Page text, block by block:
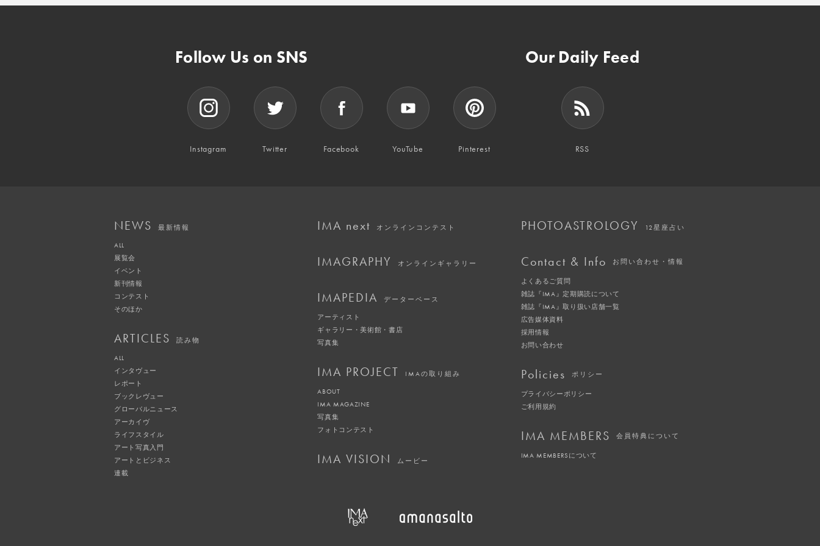
Follow Us on SNS
Instagram Twitter Facebook YouTube Pinterest
Our Daily Feed
RSS
NEWS 最新情報
ALL
展覧会
イベント
新刊情報
コンテスト
そのほか
ARTICLES 読み物
ALL
インタヴュー
レポート
ブックレヴュー
グローバルニュース
アーカイヴ
ライフスタイル
アート写真入門
アートとビジネス
連載
IMA next オンラインコンテスト
IMAGRAPHY オンラインギャラリー
IMAPEDIA データーベース
アーティスト
ギャラリー・美術館・書店
写真集
IMA PROJECT IMAの取り組み
ABOUT
IMA MAGAZINE
写真集
フォトコンテスト
IMA VISION ムービー
PHOTOASTROLOGY 12星座占い
Contact & Info お問い合わせ・情報
よくあるご質問
雑誌『IMA』定期購読について
雑誌『IMA』取り扱い店舗一覧
広告媒体資料
採用情報
お問い合わせ
Policies ポリシー
プライバシーポリシー
ご利用規約
IMA MEMBERS 会員特典について
IMA MEMBERSについて